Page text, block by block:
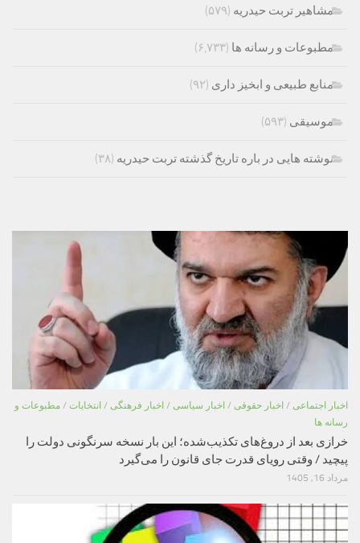
مشاهیر تربت حیدریه (۵۷۹)
مطبوعات و رسانه ها (۶,۷۳۳)
منابع طبیعی و ابخیز داری (۹۲)
موسیقی (۵۹۳)
نوشته هایی در باره تاریخ گذشته تربت حیدریه (۳۸)
اخبار اجتماعی / اخبار حقوقی / اخبار سیاسی / اخبار فرهنگی / انتخابات / مطبوعات و
رسانه ها
خرازی بعد از دروغ‌های تکذیب‌شده؛ این بار نسخه سرنگونی دولت را
پیچید / وقتی رویای قدرت جای قانون را می‌گیرد
مرداد 16, 1405